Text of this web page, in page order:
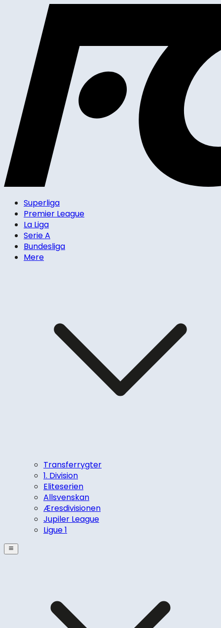
Superliga
Premier League
La Liga
Serie A
Bundesliga
Mere
Transferrygter
1. Division
Eliteserien
Allsvenskan
Æresdivisionen
Jupiler League
Ligue 1